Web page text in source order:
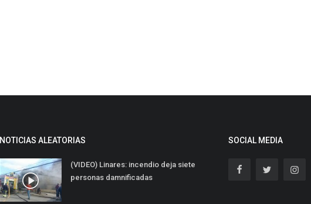
NOTICIAS ALEATORIAS
(VIDEO) Linares: incendio deja siete
personas damnificadas
SOCIAL MEDIA